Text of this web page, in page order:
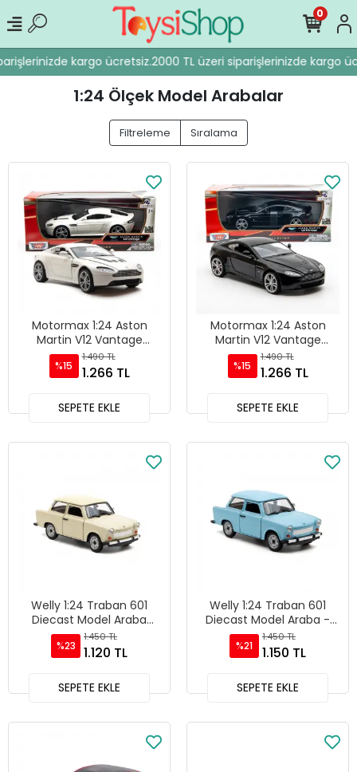
kargo ücretsiz.2000 TL üzeri siparişlerinizde kargo
0
1:24 Ölçek Model Arabalar
Filtreleme Sıralama
Motormax 1:24 Aston
Martin V12 Vantage
Diecast Model Araba
Beyaz - 73357
%15
1.490 TL
1.266 TL
SEPETE EKLE
Motormax 1:24 Aston
Martin V12 Vantage
Diecast Model Araba
Siyah - 73357
%15
1.490 TL
1.266 TL
SEPETE EKLE
Welly 1:24 Traban 601
Diecast Model Araba
Krem - 24037W
%23
1.450 TL
1.120 TL
SEPETE EKLE
Welly 1:24 Traban 601
Diecast Model Araba -
24037W
%21
1.450 TL
1.150 TL
SEPETE EKLE